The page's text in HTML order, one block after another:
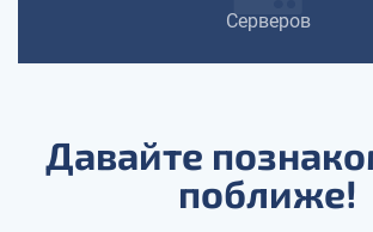
Серверов
Давайте
поближе!